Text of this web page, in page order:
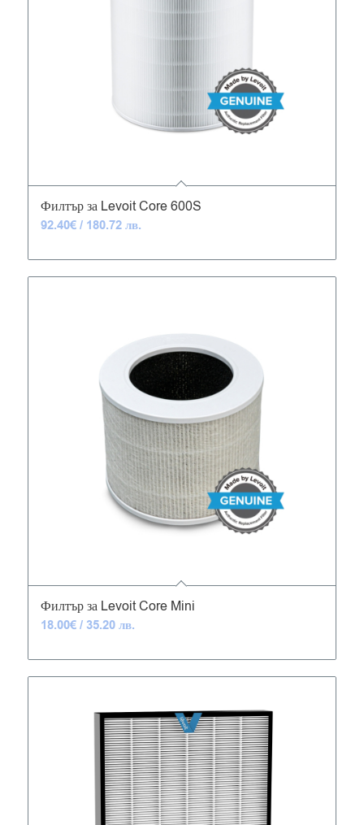
5.00
Филтър за Levoit Core 600S
92.40€/ 180.72 лв.
4.92
Филтър за Levoit Core Mini
18.00€/ 35.20 лв.